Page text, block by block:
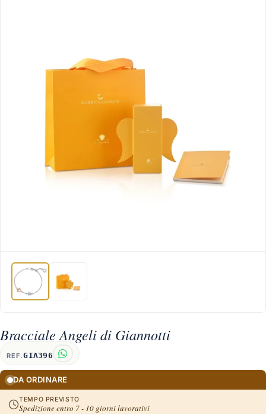
Bracciale Angeli di Giannotti
REF.GIA396
DA ORDINARE
TEMPO PREVISTO
Spedizione entro 7 - 10 giorni lavorativi